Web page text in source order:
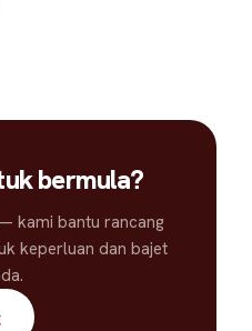
bermula?
kami bantu rancang
keperluan dan bajet